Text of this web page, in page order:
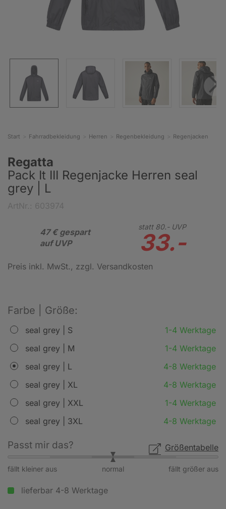
Start Fahrradbekleidung Herren Regenbekleidung Regenjacken
Regatta
Pack It III Regenjacke Herren seal
grey | L
47 € gespart
auf UVP
statt 80.-UVP
33.-
Preis inkl. MwSt., zzgl. Versandkosten
Farbe | Größe:
seal grey | S
1-4 Werktage
seal grey | M
1-4 Werktage
seal grey | L
4-8 Werktage
seal grey | XL
4-8 Werktage
seal grey | XXL
1-4 Werktage
seal grey | 3XL
4-8 Werktage
Größentabelle
Passt mir das?
fällt kleiner aus fällt größer aus
normal
lieferbar 4-8 Werktage